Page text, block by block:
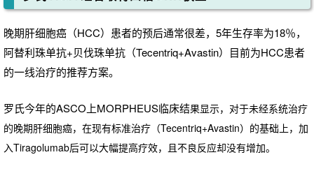
晚期肝细胞癌（HCC）患者的预后通常很差，5年生存率为18％，
阿替利珠单抗+贝伐珠单抗（Tecentriq+Avastin） 目前为HCC患者
的一线治疗的推荐方案。
罗氏今年的ASCO上MORPHEUS临床结果显示，对于未经系统治疗
的晚期肝细胞癌，在现有标准治疗（Tecentriq+Avastin）的基础上，加
入Tiragolumab后可以大幅提高疗效，且不良反应却没有增加。